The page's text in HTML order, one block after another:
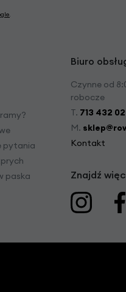
pytania
paska
Biuro
Czynne od
robocze
T. 713 432
M.
Kontakt
Znajdź